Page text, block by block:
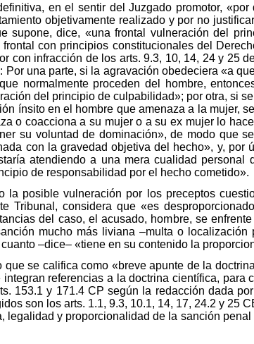
en el sentir del Juzgado promotor,
objetivamente realizado y por no
supone, dice, «una frontal vulneración del
con principios constitucionales del
con infracción de los arts. 9.3, 10, 14, 24 y 25
Por una parte, si la agravación obedeciera «a
normalmente proceden del hombre,
del principio de culpabilidad»; por otra, si
ínsito en el hombre que amenaza a la mujer,
o coacciona a su mujer o a su ex mujer lo
su voluntad de dominación», de modo que
con la gravedad objetiva del hecho», y, por
atendiendo a una mera cualidad
de responsabilidad por el hecho cometido».
la posible vulneración por los preceptos
Tribunal, considera que «es
del caso, el acusado, hombre, se
mucho más liviana –multa o
–dice– «tiene en su contenido la
que se califica como «breve apunte de la
referencias a la doctrina científica, para
153.1 y 171.4 CP según la redacción dada
son los arts. 1.1, 9.3, 10.1, 14, 17, 24.2 y 25
legalidad y proporcionalidad de la sanción